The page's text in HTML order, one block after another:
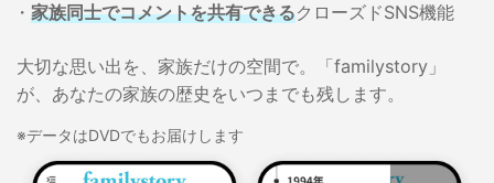
家族同士でコメントを共有できるクローズドSNS機能
大切な思い出を、家族だけの空間で。「familystory」
が、あなたの家族の歴史をいつまでも残します。
※データはDVDでもお届けします